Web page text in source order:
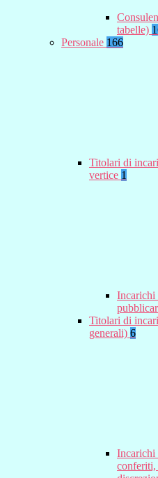
tabelle)
Personale 166
Titolari di
vertice 1
Incarichi
Titolari di
generali) 6
Incarichi